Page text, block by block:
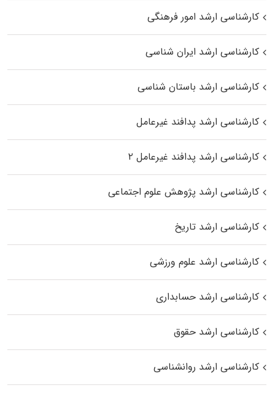
کارشناسی ارشد امور فرهنگی
کارشناسی ارشد ایران شناسی
کارشناسی ارشد باستان شناسی
کارشناسی ارشد پدافند غیرعامل
کارشناسی ارشد پدافند غیرعامل ۲
کارشناسی ارشد پژوهش علوم اجتماعی
کارشناسی ارشد تاریخ
کارشناسی ارشد علوم ورزشی
کارشناسی ارشد حسابداری
کارشناسی ارشد حقوق
کارشناسی ارشد روانشناسی